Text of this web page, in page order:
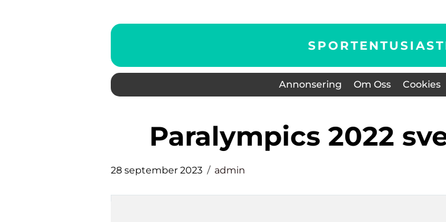
Annonsering Om Oss Cookies
paralympics 2022
28 september 2023 admin